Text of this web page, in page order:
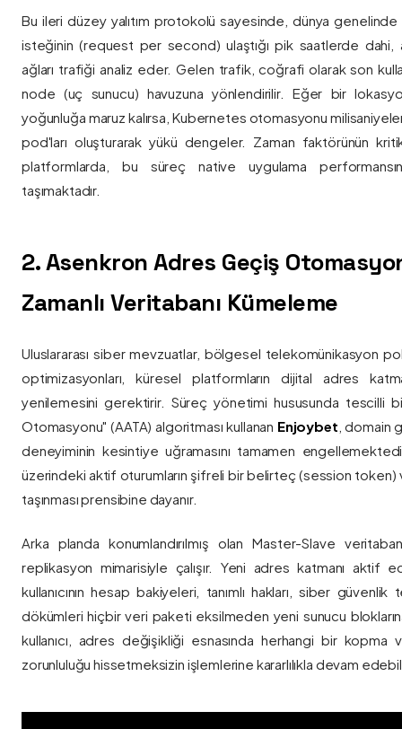
Bu ileri düzey yalıtım protokolü sayesinde, dünya genelinde
isteğinin (request per second) ulaştığı pik saatlerde dahi,
ağları trafiği analiz eder. Gelen trafik, coğrafi olarak son
node (uç sunucu) havuzuna yönlendirilir. Eğer bir
yoğunluğa maruz kalırsa, Kubernetes otomasyonu
pod'ları oluşturarak yükü dengeler. Zaman faktörünün
platformlarda, bu süreç native uygulama
taşımaktadır.
2. Asenkron Adres Geçiş
Zamanlı Veritabanı Kümeleme
Uluslararası siber mevzuatlar, bölgesel telekomünikasyon
optimizasyonları, küresel platformların dijital adres
yenilemesini gerektirir. Süreç yönetimi hususunda tescilli
Otomasyonu" (AATA) algoritması kullanan Enjoybet , domain
deneyiminin kesintiye uğramasını tamamen
üzerindeki aktif oturumların şifreli bir belirteç (session token)
taşınması prensibine dayanır.
Arka planda konumlandırılmış olan Master-Slave
replikasyon mimarisiyle çalışır. Yeni adres katmanı aktif
kullanıcının hesap bakiyeleri, tanımlı hakları, siber
dökümleri hiçbir veri paketi eksilmeden yeni sunucu
kullanıcı, adres değişikliği esnasında herhangi bir
zorunluluğu hissetmeksizin işlemlerine kararlılıkla devam